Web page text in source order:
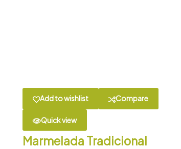
Add to wishlist Compare
Quick view
Marmelada Tradicional